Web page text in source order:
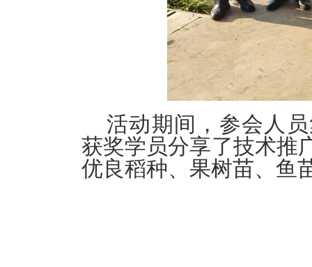
活动期间，参会人
获奖学员分享了技术推
优良稻种、果树苗、鱼